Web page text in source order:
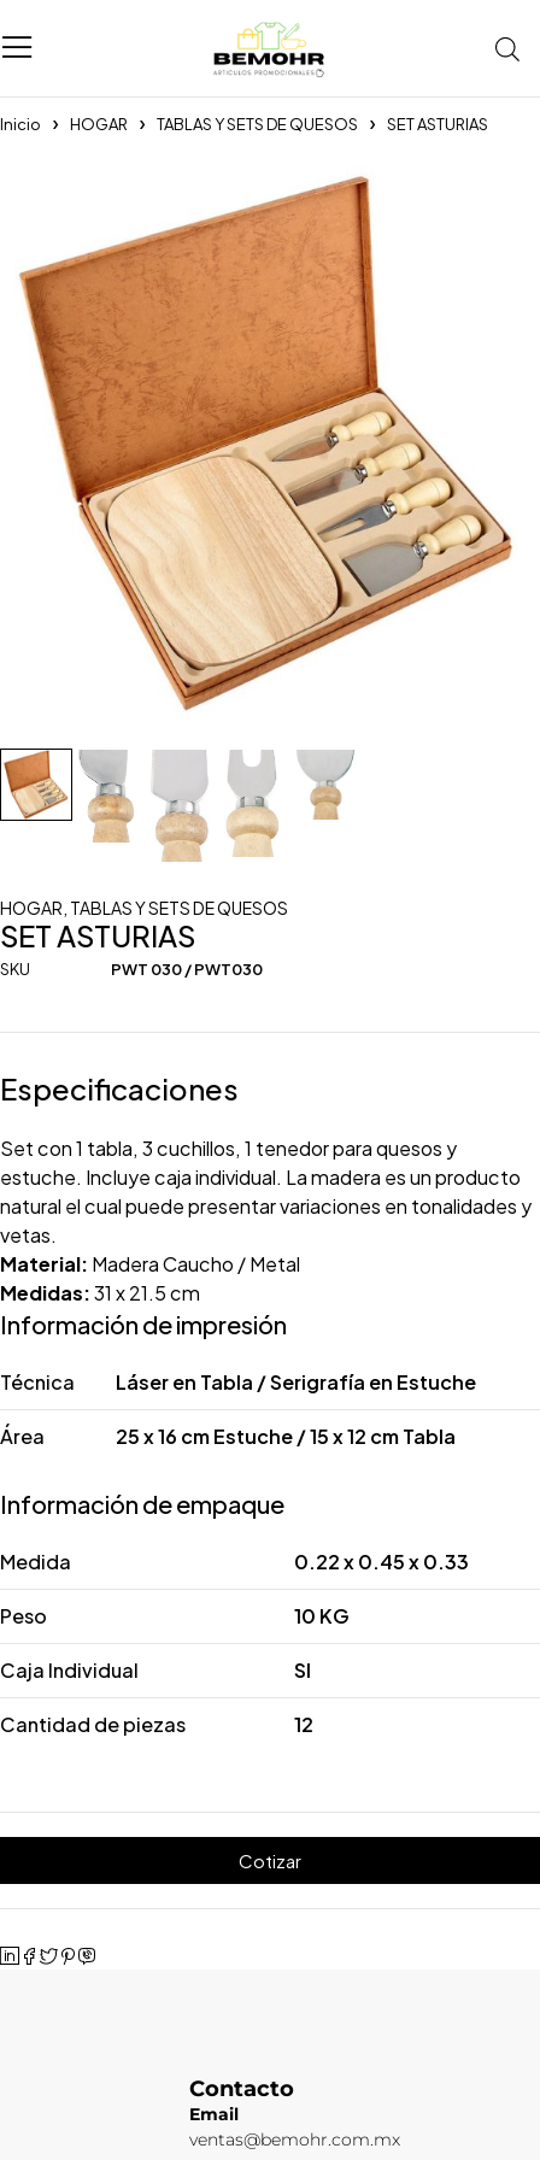
Inicio HOGAR TABLAS Y SETS DE QUESOS SET ASTURIAS
HOGAR TABLAS Y SETS DE QUESOS
SET ASTURIAS
SKU PWT 030 / PWT030
Especificaciones
Set con 1 tabla, 3 cuchillos, 1 tenedor para quesos y
estuche. Incluye caja individual. La madera es un producto
natural el cual puede presentar variaciones en tonalidades y
vetas.
Material: Madera Caucho / Metal
Medidas:31 x 21.5 cm
Información de impresión
Técnica Láser en Tabla / Serigrafía en Estuche
Área 25 x 16 cm Estuche / 15 x 12 cm Tabla
Información de empaque
Medida 0.22 x 0.45 x 0.33
Peso 10 KG
Caja Individual SI
Cantidad de piezas 12
Cotizar
Contacto
Email
ventas@bemohr.com.mx